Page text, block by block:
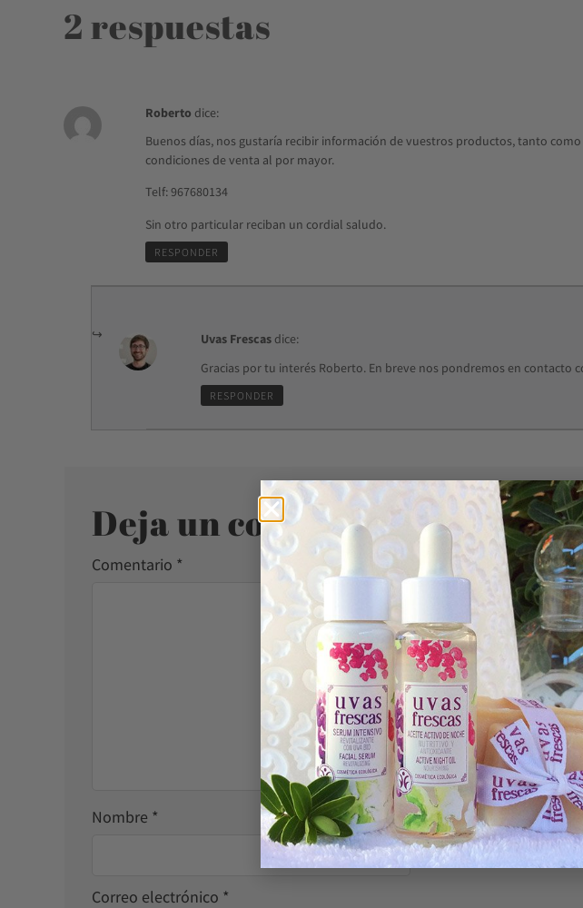
2 respuestas
Roberto dice:
Buenos días, nos gustaría recibir información de vuestros productos, tanto
condiciones de venta al por mayor.
Telf: 967680134
Sin otro particular reciban un cordial saludo.
RESPONDER
Uvas Frescas dice:
Gracias por tu interés Roberto. En breve nos pondremos en contacto
RESPONDER
Deja un comentario
Comentario *
Nombre *
Correo electrónico *